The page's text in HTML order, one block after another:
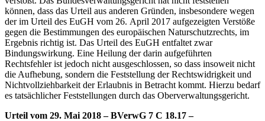
können, dass das Urteil aus anderen Gründen, insbesondere wegen
der im Urteil des EuGH vom 26. April 2017 aufgezeigten Verstöße
gegen die Bestimmungen des europäischen Naturschutzrechts, im
Ergebnis richtig ist. Das Urteil des EuGH entfaltet zwar
Bindungswirkung. Eine Heilung der darin aufgeführten
Rechtsfehler ist jedoch nicht ausgeschlossen, so dass insoweit nicht
die Aufhebung, sondern die Feststellung der Rechtswidrigkeit und
Nichtvollziehbarkeit der Erlaubnis in Betracht kommt. Hierzu bedarf
es tatsächlicher Feststellungen durch das Oberverwaltungsgericht.
Urteil vom 29. Mai 2018 – BVerwG 7 C 18.17 –